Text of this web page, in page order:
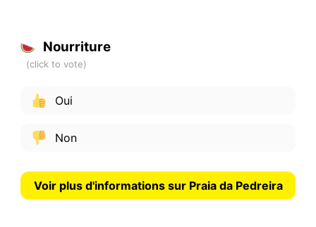
Nourriture
Oui
Non
Voir plus d'informations sur Praia da Pedreira